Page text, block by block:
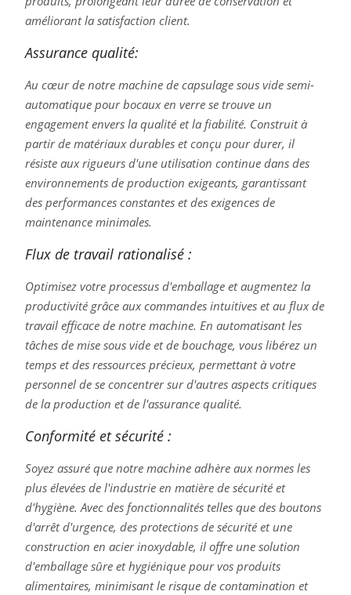
améliorant la satisfaction client.
Assurance qualité:
Au cœur de notre machine de capsulage sous vide semi-
automatique pour bocaux en verre se trouve un
engagement envers la qualité et la fiabilité. Construit à
partir de matériaux durables et conçu pour durer, il
résiste aux rigueurs d'une utilisation continue dans des
environnements de production exigeants, garantissant
des performances constantes et des exigences de
maintenance minimales.
Flux de travail rationalisé :
Optimisez votre processus d'emballage et augmentez la
productivité grâce aux commandes intuitives et au flux de
travail efficace de notre machine. En automatisant les
tâches de mise sous vide et de bouchage, vous libérez un
temps et des ressources précieux, permettant à votre
personnel de se concentrer sur d'autres aspects critiques
de la production et de l'assurance qualité.
Conformité et sécurité :
Soyez assuré que notre machine adhère aux normes les
plus élevées de l'industrie en matière de sécurité et
d'hygiène. Avec des fonctionnalités telles que des boutons
d'arrêt d'urgence, des protections de sécurité et une
construction en acier inoxydable, il offre une solution
d'emballage sûre et hygiénique pour vos produits
alimentaires, minimisant le risque de contamination et